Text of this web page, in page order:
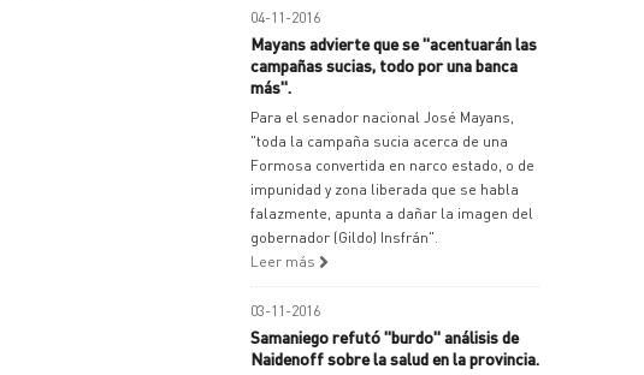
04-11-2016
Mayans advierte que se "acentuarán las
campañas sucias, todo por una banca
más".
Para el senador nacional José Mayans,
"toda la campaña sucia acerca de una
Formosa convertida en narco estado, o de
impunidad y zona liberada que se habla
falazmente, apunta a dañar la imagen del
gobernador (Gildo) Insfrán".
Leer más
03-11-2016
Samaniego refutó "burdo" análisis de
Naidenoff sobre la salud en la provincia.